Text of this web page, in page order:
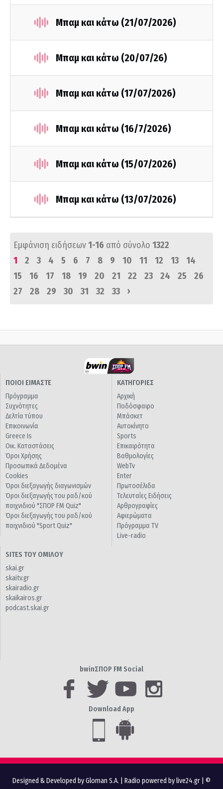
Μπαμ και κάτω (21/07/2026)
Μπαμ και κάτω (20/07/26)
Μπαμ και κάτω (17/07/2026)
Μπαμ και κάτω (16/7/2026)
Μπαμ και κάτω (15/07/2026)
Μπαμ και κάτω (13/07/2026)
Εμφάνιση ειδήσεων1-16 από σύνολο 1322
1
2 3 4 5 6 7 8 9 10 11 12 13
14
15
16 17 18 19 20 21 22 23 24 25
26
27
28 29 30 31 32 33 ›
ΠΟΙΟΙ ΕΙΜΑΣΤΕ
Πρόγραμμα
Συχνότητες
Δελτία τύπου
Επικοινωνία
Greece Is
Οικ. Καταστάσεις
Όροι Χρήσης
Προσωπικά Δεδομένα
Cookies
Όροι διεξαγωγής διαγωνισμών
Όροι διεξαγωγής του ραδ/κού
παιχνιδιού "ΣΠΟΡ FM Quiz"
Όροι διεξαγωγής του ραδ/κού
παιχνιδιού "Sport Quiz"
ΚΑΤΗΓΟΡΙΕΣ
Αρχική
Ποδόσφαιρο
Μπάσκετ
Αυτοκίνητο
Sports
Επικαιρότητα
Βαθμολογίες
WebTv
Enter
Πρωτοσέλιδα
Τελευταίες Ειδήσεις
Αρθρογραφίες
Αφιερώματα
Πρόγραμμα TV
Live-radio
SITES ΤΟΥ ΟΜΙΛΟΥ
skai.gr
skaitv.gr
skairadio.gr
skaikairos.gr
podcast.skai.gr
bwinΣΠΟΡ FM Social
Download App
Designed & Developed by Gloman S.A. Radio powered by live24.gr | ©